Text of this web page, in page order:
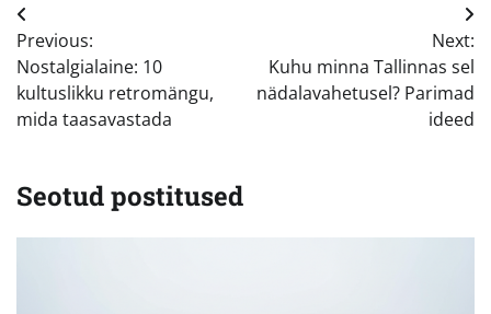
Navigeerimine
Previous:
Nostalgialaine: 10
kultuslikku retromängu,
mida taasavastada
Next:
Kuhu minna Tallinnas sel
nädalavahetusel? Parimad
ideed
Seotud postitused